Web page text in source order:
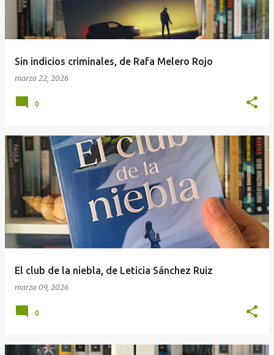
Sin indicios criminales, de Rafa Melero Rojo
marzo 22, 2026
0
El club de la niebla, de Leticia Sánchez Ruiz
marzo 09, 2026
0